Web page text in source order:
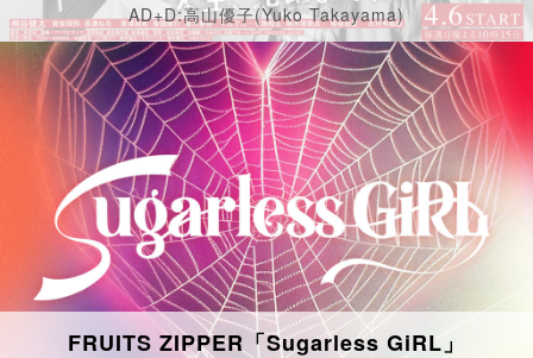
AD+D:高山優子(Yuko Takayama)
FRUITS ZIPPER「Sugarless GiRL」